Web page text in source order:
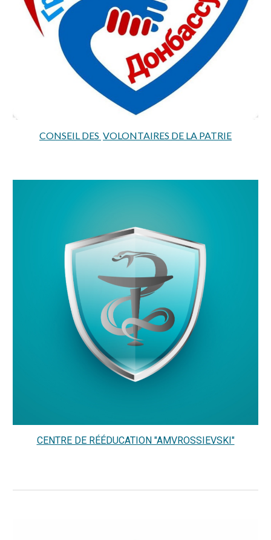
CONSEIL DES VOLONTAIRES DE LA PATRIE
CENTRE DE RÉÉDUCATION "AMVROSSIEVSKI"